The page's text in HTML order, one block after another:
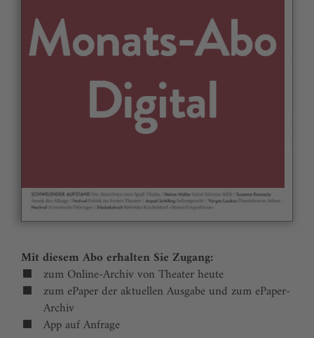
Mit diesem Abo erhalten Sie Zugang:
zum Online-Archiv von Theater heute
zum ePaper der aktuellen Ausgabe und zum ePaper-
Archiv
App auf Anfrage